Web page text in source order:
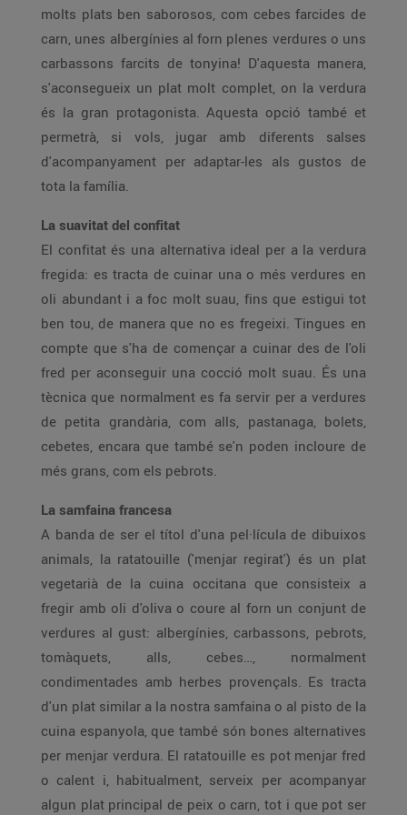
molts plats ben saborosos, com cebes farcides de
carn, unes albergínies al forn plenes verdures o uns
carbassons farcits de tonyina! D'aquesta manera,
s'aconsegueix un plat molt complet, on la verdura
és la gran protagonista. Aquesta opció també et
permetrà, si vols, jugar amb diferents salses
d'acompanyament per adaptar-les als gustos de
tota la família.
La suavitat del confitat
El confitat és una alternativa ideal per a la verdura
fregida: es tracta de cuinar una o més verdures en
oli abundant i a foc molt suau, fins que estigui tot
ben tou, de manera que no es fregeixi. Tingues en
compte que s'ha de començar a cuinar des de l'oli
fred per aconseguir una cocció molt suau. És una
tècnica que normalment es fa servir per a verdures
de petita grandària, com alls, pastanaga, bolets,
cebetes, encara que també se'n poden incloure de
més grans, com els pebrots.
La samfaina francesa
A banda de ser el títol d'una pel·lícula de dibuixos
animals, la ratatouille ('menjar regirat') és un plat
vegetarià de la cuina occitana que consisteix a
fregir amb oli d'oliva o coure al forn un conjunt de
verdures al gust: albergínies, carbassons, pebrots,
tomàquets, alls, cebes…, normalment
condimentades amb herbes provençals. Es tracta
d'un plat similar a la nostra samfaina o al pisto de la
cuina espanyola, que també són bones alternatives
per menjar verdura. El ratatouille es pot menjar fred
o calent i, habitualment, serveix per acompanyar
algun plat principal de peix o carn, tot i que pot ser